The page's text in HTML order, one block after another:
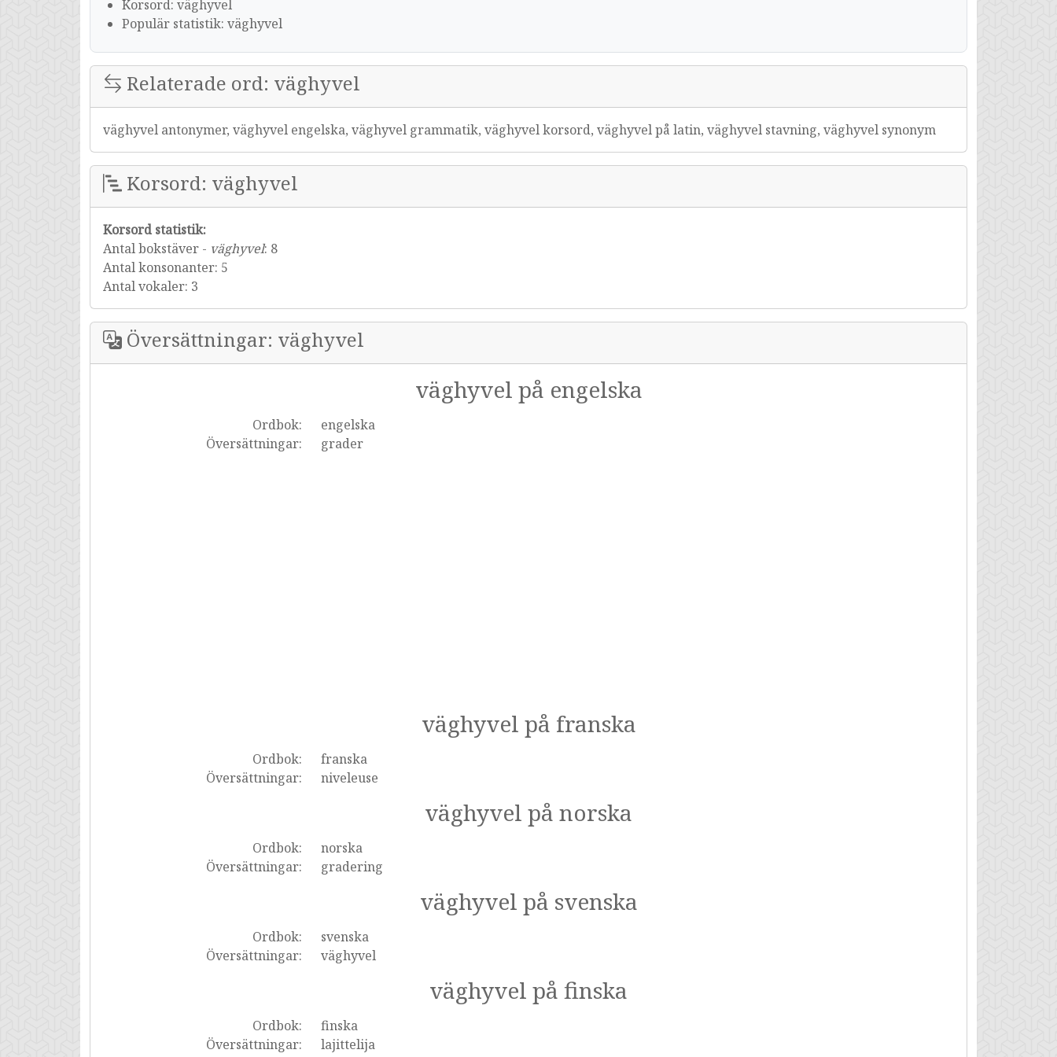
Korsord: väghyvel
Populär statistik: väghyvel
Relaterade ord: väghyvel
väghyvel antonymer, väghyvel engelska, väghyvel grammatik, väghyvel korsord, väghyvel på latin, väghyvel stavning, väghyvel synonym
Korsord: väghyvel
Korsord statistik:
Antal bokstäver - väghyvel: 8
Antal konsonanter: 5
Antal vokaler: 3
Översättningar: väghyvel
väghyvel på engelska
Ordbok:
engelska
Översättningar:
grader
väghyvel på franska
Ordbok:
franska
Översättningar:
niveleuse
väghyvel på norska
Ordbok:
norska
Översättningar:
gradering
väghyvel på svenska
Ordbok:
svenska
Översättningar:
väghyvel
väghyvel på finska
Ordbok:
finska
Översättningar:
lajittelija